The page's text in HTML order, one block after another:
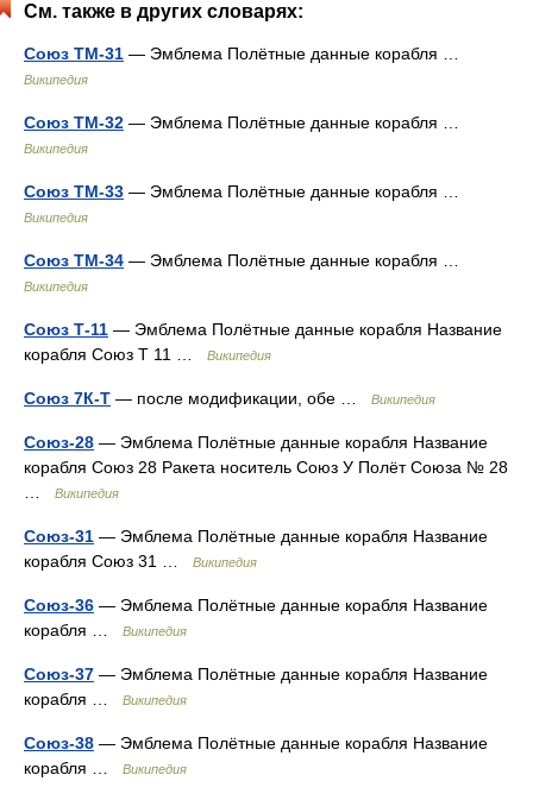
См. также в других словарях:
Союз ТМ-31 — Эмблема Полётные данные корабля …
Википедия
Союз ТМ-32 — Эмблема Полётные данные корабля …
Википедия
Союз ТМ-33 — Эмблема Полётные данные корабля …
Википедия
Союз ТМ-34 — Эмблема Полётные данные корабля …
Википедия
Союз Т-11 — Эмблема Полётные данные корабля Название
корабля Союз Т 11 …
Википедия
Союз 7К-Т — после модификации, обе … Википедия
Союз-28 — Эмблема Полётные данные корабля Название
корабля Союз 28 Ракета носитель Союз У Полёт Союза № 28
Википедия
Союз-31 — Эмблема Полётные данные корабля Название
корабля Союз 31 …
Википедия
Союз-36 — Эмблема Полётные данные корабля Название
корабля …
Википедия
Союз-37 — Эмблема Полётные данные корабля Название
корабля …
Википедия
Союз-38 — Эмблема Полётные данные корабля Название
корабля …
Википедия